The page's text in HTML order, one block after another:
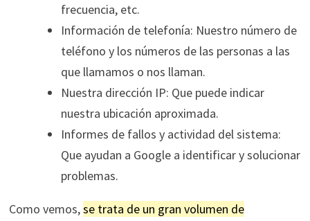
frecuencia, etc.
Información de telefonía: Nuestro número de
teléfono y los números de las personas a las
que llamamos o nos llaman.
Nuestra dirección IP: Que puede indicar
nuestra ubicación aproximada.
Informes de fallos y actividad del sistema:
Que ayudan a Google a identificar y solucionar
problemas.
Como vemos,se trata de un gran volumen de